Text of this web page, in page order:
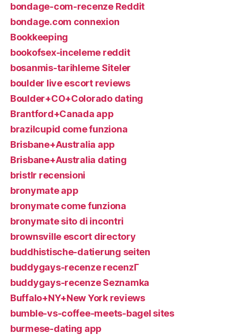
bondage-com-recenze Reddit
bondage.com connexion
Bookkeeping
bookofsex-inceleme reddit
bosanmis-tarihleme Siteler
boulder live escort reviews
Boulder+CO+Colorado dating
Brantford+Canada app
brazilcupid come funziona
Brisbane+Australia app
Brisbane+Australia dating
bristlr recensioni
bronymate app
bronymate come funziona
bronymate sito di incontri
brownsville escort directory
buddhistische-datierung seiten
buddygays-recenze recenzГ­
buddygays-recenze Seznamka
Buffalo+NY+New York reviews
bumble-vs-coffee-meets-bagel sites
burmese-dating app